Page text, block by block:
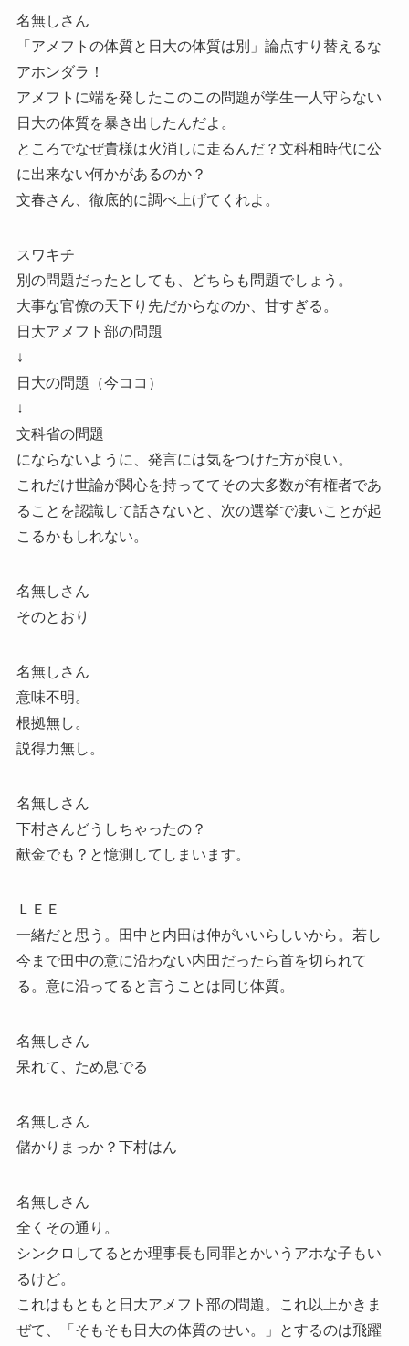
名無しさん
「アメフトの体質と日大の体質は別」論点すり替えるな
アホンダラ！
アメフトに端を発したこのこの問題が学生一人守らない
日大の体質を暴き出したんだよ。
ところでなぜ貴様は火消しに走るんだ？文科相時代に公
に出来ない何かがあるのか？
文春さん、徹底的に調べ上げてくれよ。
スワキチ
別の問題だったとしても、どちらも問題でしょう。
大事な官僚の天下り先だからなのか、甘すぎる。
日大アメフト部の問題
↓
日大の問題（今ココ）
↓
文科省の問題
にならないように、発言には気をつけた方が良い。
これだけ世論が関心を持っててその大多数が有権者であ
ることを認識して話さないと、次の選挙で凄いことが起
こるかもしれない。
名無しさん
そのとおり
名無しさん
意味不明。
根拠無し。
説得力無し。
名無しさん
下村さんどうしちゃったの？
献金でも？と憶測してしまいます。
ＬＥＥ
一緒だと思う。田中と内田は仲がいいらしいから。若し
今まで田中の意に沿わない内田だったら首を切られて
る。意に沿ってると言うことは同じ体質。
名無しさん
呆れて、ため息でる
名無しさん
儲かりまっか？下村はん
名無しさん
全くその通り。
シンクロしてるとか理事長も同罪とかいうアホな子もい
るけど。
これはもともと日大アメフト部の問題。これ以上かきま
ぜて、「そもそも日大の体質のせい。」とするのは飛躍